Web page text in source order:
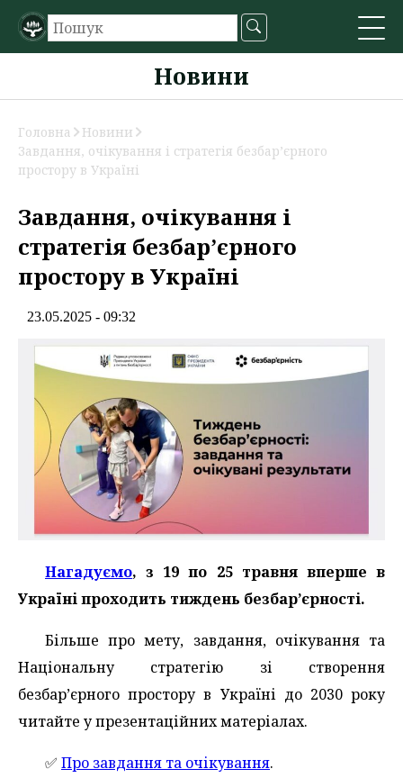
Новини
Головна
Новини
Завдання, очікування і стратегія безбар’єрного
простору в Україні
Завдання, очікування і
стратегія безбар’єрного
простору в Україні
23.05.2025 - 09:32
Нагадуємо, з 19 по 25 травня вперше в
Україні проходить тиждень безбар’єрності.
Більше про мету, завдання, очікування та
Національну стратегію зі створення
безбар’єрного простору в Україні до 2030 року
читайте у презентаційних матеріалах.
✅️ Про завдання та очікування.